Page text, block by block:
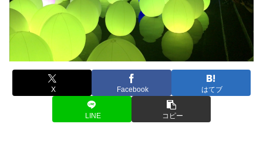
X Facebook はてブ
LINE コピー